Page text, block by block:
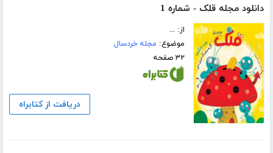
دانلود مجله قلک - شماره 1
از: ...
موضوع: مجله خردسال
۳۲ صفحه
دریافت از کتابراه